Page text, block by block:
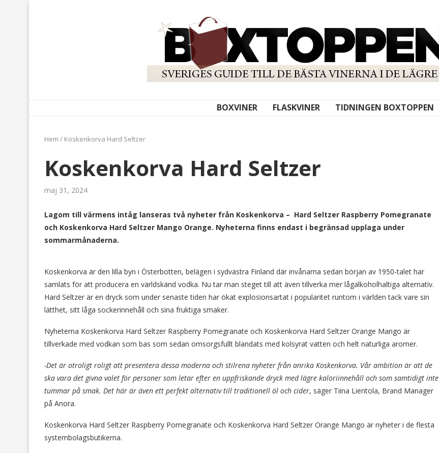
BOXVINER FLASKVINER TIDNINGEN BOXTOPPEN
Hem / Koskenkorva Hard Seltzer
Koskenkorva Hard Seltzer
maj 31, 2024
Lagom till värmens intåg lanseras två nyheter från Koskenkorva – Hard Seltzer Raspberry Pomegranate
och Koskenkorva Hard Seltzer Mango Orange. Nyheterna finns endast i begränsad upplaga under
sommarmånaderna.
Koskenkorva är den lilla byn i Österbotten, belägen i sydvästra Finland där invånarna sedan början av 1950-talet har
samlats för att producera en världskänd vodka. Nu tar man steget till att även tillverka mer lågalkoholhaltiga alternativ.
Hard Seltzer är en dryck som under senaste tiden har ökat explosionsartat i popularitet runtom i världen tack vare sin
lätthet, sitt låga sockerinnehåll och sina fruktiga smaker.
Nyheterna Koskenkorva Hard Seltzer Raspberry Pomegranate och Koskenkorva Hard Seltzer Orange Mango är
tillverkade med vodkan som bas som sedan omsorgsfullt blandats med kolsyrat vatten och helt naturliga aromer.
-Det är otroligt roligt att presentera dessa moderna och stilrena nyheter från anrika Koskenkorva. Vår ambition är att de
ska vara det givna valet för personer som letar efter en uppfriskande dryck med lägre kaloriinnehåll och som samtidigt inte
tummar på smak. Det här är även ett perfekt alternativ till traditionell öl och cider, säger Tiina Lientola, Brand Manager
på Anora.
Koskenkorva Hard Seltzer Raspberry Pomegranate och Koskenkorva Hard Seltzer Orange Mango är nyheter i de flesta
systembolagsbutikerna.